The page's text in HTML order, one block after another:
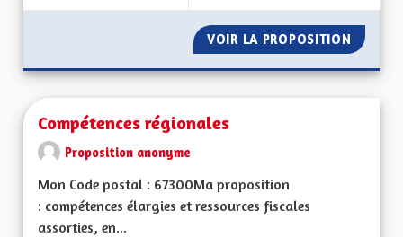
VOIR LA PROPOSITION
Compétences régionales
Proposition anonyme
Mon Code postal : 67300Ma proposition
: compétences élargies et ressources fiscales
assorties, en...